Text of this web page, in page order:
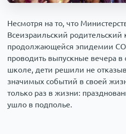
Несмотря на то, что
Всеизраильский родительский
продолжающейся эпидемии
проводить выпускные вечера в
школе, дети решили не
значимых событий в своей
только раз в жизни:
ушло в подполье.